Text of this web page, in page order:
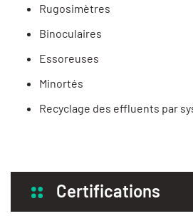
Rugosimètres
Binoculaires
Essoreuses
Minortés
Recyclage des effluents par
Certifications